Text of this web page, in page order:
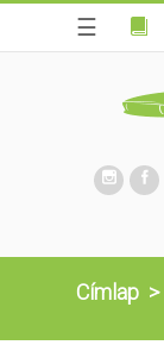
☰
Címlap >